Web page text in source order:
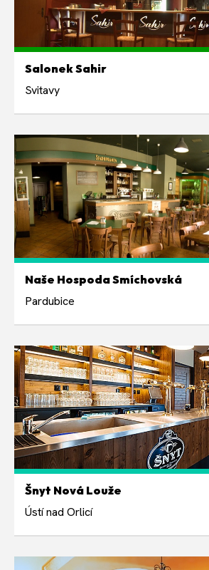
Salonek Sahir
Svitavy
STŘEDA 12. SRPNA
Týdně ve středu 18:30
Naše Hospoda Smíchovská
Pardubice
Týdně ve středu 19:00
Šnyt Nová Louže
Ústí nad Orlicí